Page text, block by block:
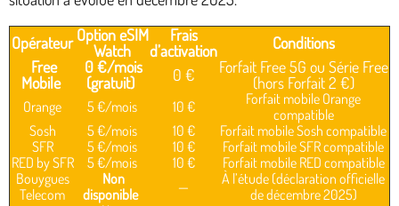
Opérateur Option eSIM
Watch
Frais
d’activation
Conditions
Free
Mobile
0 €/mois
(gratuit)
0 €
Forfait Free 5G ou Série Free
(hors Forfait 2 €)
Orange 5 €/mois 10 €
Forfait mobile Orange
compatible
Sosh
5 €/mois 10 €
Forfait mobile Sosh compatible
SFR
5 €/mois 10 €
Forfait mobile SFR compatible
RED by SFR
5 €/mois 10 €
Forfait mobile RED compatible
Bouygues
Telecom
Non
disponible
—
À l’étude (déclaration officielle
de décembre 2025)